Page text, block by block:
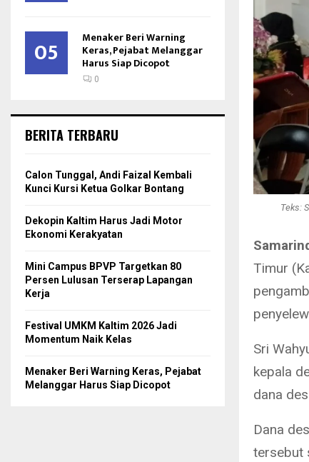
Teks:
Timur
Sri
kepala
dana
Dana
tersebut
05 Menaker Beri Warning
Keras, Pejabat Melanggar
Harus Siap Dicopot
0
BERITA TERBARU
Calon Tunggal, Andi Faizal Kembali
Kunci Kursi Ketua Golkar Bontang
Dekopin Kaltim Harus Jadi Motor
Ekonomi Kerakyatan
Mini Campus BPVP Targetkan 80
Persen Lulusan Terserap Lapangan
Kerja
Festival UMKM Kaltim 2026 Jadi
Momentum Naik Kelas
Menaker Beri Warning Keras, Pejabat
Melanggar Harus Siap Dicopot